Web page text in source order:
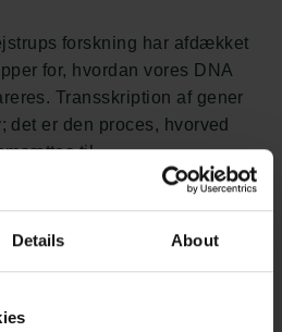
Details About
forskning har afdækket
for, hvordan vores DNA
Transskription af gener
det er den proces, hvorved
til
laver de enzymer og
at skabe en funktionel celle.
arbejde har
DNA og dermed forbundne